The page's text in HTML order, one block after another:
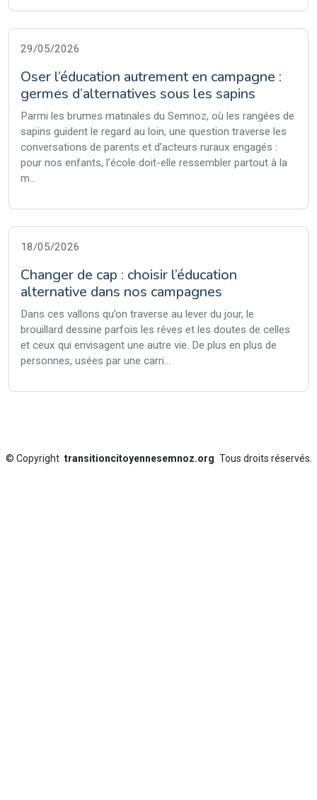
29/05/2026
Oser l’éducation autrement en campagne :
germes d’alternatives sous les sapins
Parmi les brumes matinales du Semnoz, où les rangées de
sapins guident le regard au loin, une question traverse les
conversations de parents et d’acteurs ruraux engagés :
pour nos enfants, l’école doit-elle ressembler partout à la
m...
18/05/2026
Changer de cap : choisir l’éducation
alternative dans nos campagnes
Dans ces vallons qu’on traverse au lever du jour, le
brouillard dessine parfois les rêves et les doutes de celles
et ceux qui envisagent une autre vie. De plus en plus de
personnes, usées par une carri...
© Copyright transitioncitoyennesemnoz.org Tous droits réservés.